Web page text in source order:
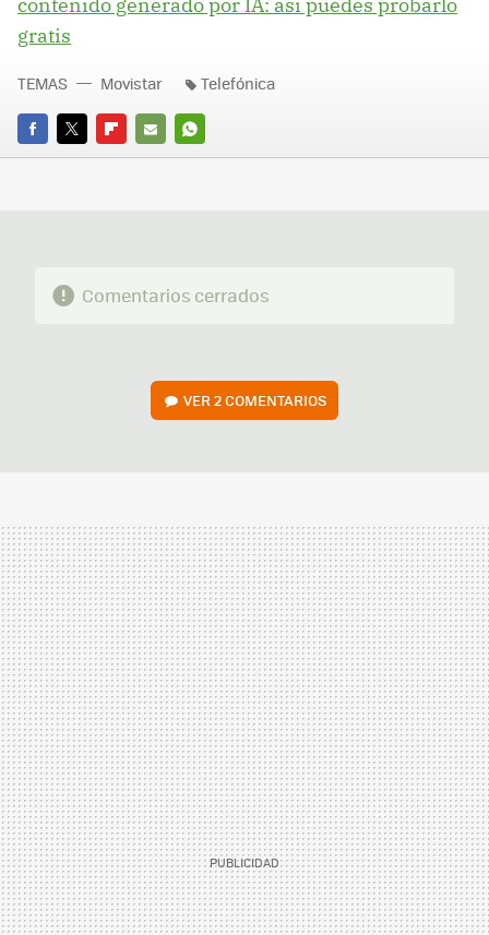
gratis
FACEBOOK
TWITTERFLIPBOARD
E-
WHATSAPP
TEMAS Movistar Telefónica
Comentarios cerrados
VER2 COMENTARIOS